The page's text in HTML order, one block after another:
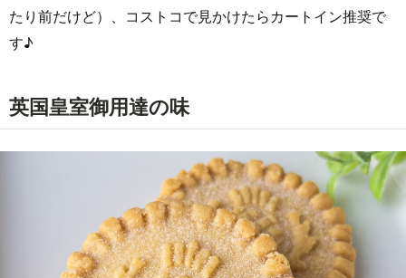
たり前だけど）、コストコで見かけたらカートイン推奨で
す♪
英国皇室御用達の味